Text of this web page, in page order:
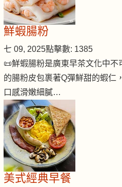
鮮蝦腸粉
七 09, 2025點擊數: 1385
📜鮮蝦腸粉是廣東早茶文化中
的腸粉皮包裹著Q彈鮮甜的蝦仁
口感滑嫩細膩…
美式經典早餐